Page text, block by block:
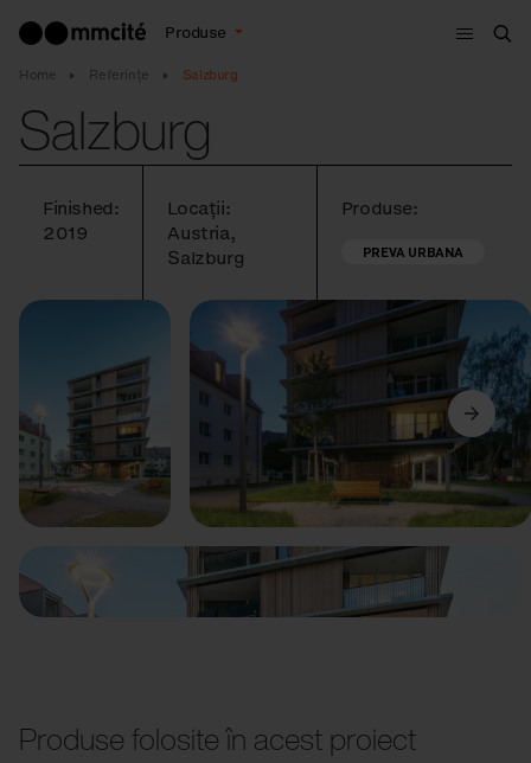
Produse
Meniu
Home Referințe Salzburg
Salzburg
Finished:
2019
Locații:
Austria,
Salzburg
Produse:
PREVA URBANA
Anterior Următorul
Produse folosite în acest proiect